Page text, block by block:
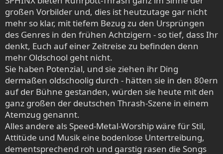
großen Vorbilder und, dies ist heutzutage gar nicht
mehr so klar, mit tiefem Bezug zu den Ursprüngen
des Genres in den frühen Achtzigern - so tief, dass Ihr
denkt, Euch auf einer Zeitreise zu befinden denn
mehr Oldschool geht nicht.
Sie haben Potenzial, und sie ziehen ihr Ding
dermaßen oldschoolig durch - hätten sie in den 80ern
auf der Bühne gestanden, würden sie heute mit den
ganz großen der deutschen Thrash-Szene in einem
Atemzug genannt.
Alles andere als Speed-Metal-Worship wäre für Stil,
Attitüde und Musik eine bodenlose Untertreibung,
dementsprechend roh und garstig rasen die Songs